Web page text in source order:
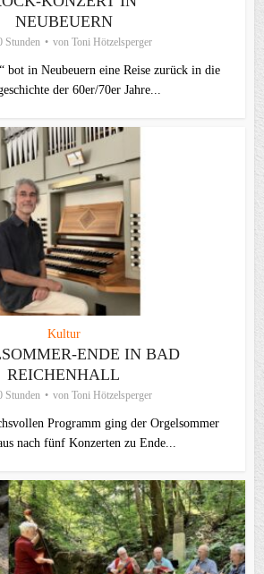
NEUBEUERN
Stunden von Toni Hötzelsperger
bot in Neubeuern eine Reise zurück in die
der 60er/70er Jahre...
Kultur
ENDE IN BAD
REICHENHALL
Stunden von Toni Hötzelsperger
Programm ging der Orgelsommer
nach fünf Konzerten zu Ende...